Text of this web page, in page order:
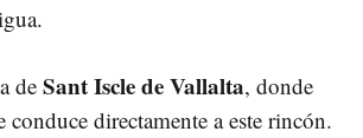
deSant Iscle de Vallalta, donde
conduce directamente a este rincón.